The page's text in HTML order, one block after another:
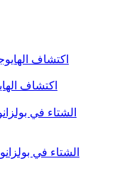
اكتشاف
الشتاء في